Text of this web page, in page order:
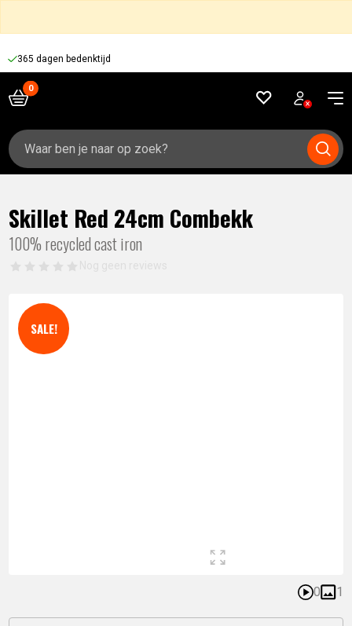
365 dagen bedenktijd
Zoeken
naar:
Skillet Red 24cm Combekk
100% recycled cast iron
0 1
SALE!